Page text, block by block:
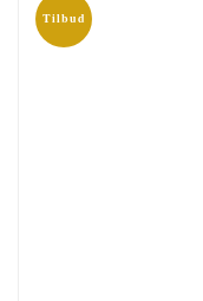
Tilbud